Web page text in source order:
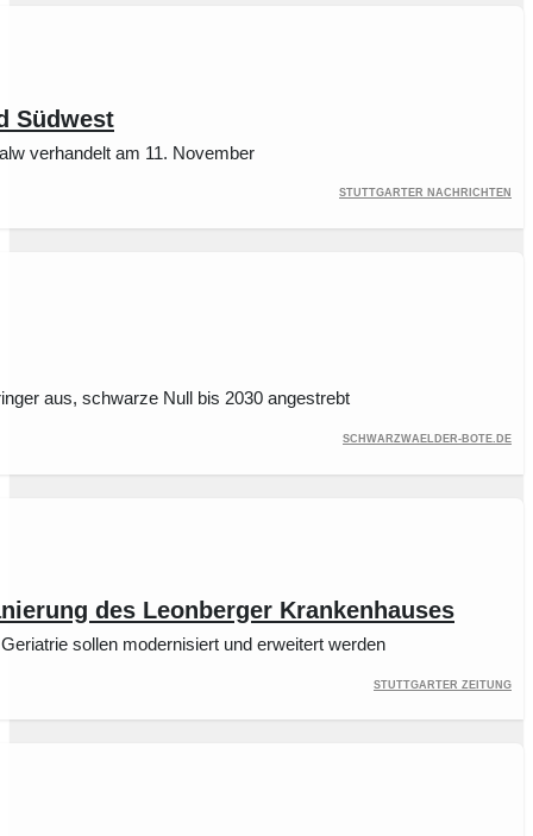
Südwest
verhandelt am 11. November
Stuttgarter Nachrichten
aus, schwarze Null bis 2030 angestrebt
schwarzwaelder-bote.de
des Leonberger Krankenhauses
sollen modernisiert und erweitert werden
Stuttgarter Zeitung